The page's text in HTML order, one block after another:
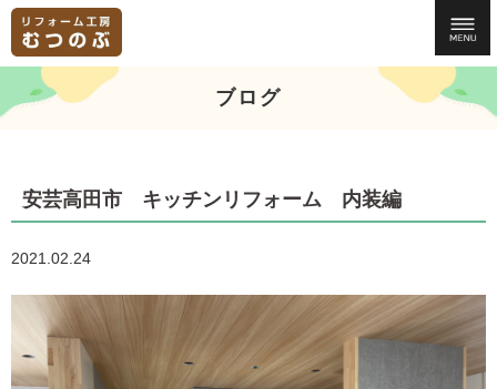
ブログ
安芸高田市 キッチンリフォーム 内装編
2021.02.24